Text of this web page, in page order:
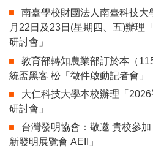
南臺學校財團法人南臺科技
月22日及23日(星期四、五)辦理
研討會」
教育部轉知農業部訂於本（
統盃黑客 松「徵件啟動記者會」
大仁科技大學本校辦理「
研討會」
台灣發明協會：敬邀 貴校參
新發明展覽會 AEII」